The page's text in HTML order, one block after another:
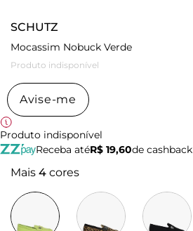
SCHUTZ
Mocassim Nobuck Verde
Produto indisponível
Avise-me
Produto indisponível
Receba atéR$ 19,60de cashback
Mais 4 cores